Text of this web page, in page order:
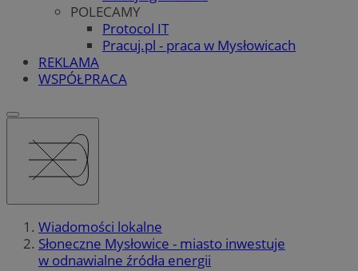
POLECAMY
Protocol IT
Pracuj.pl - praca w Mysłowicach
REKLAMA
WSPÓŁPRACA
Wiadomości lokalne
Słoneczne Mysłowice - miasto inwestuje
w odnawialne źródła energii